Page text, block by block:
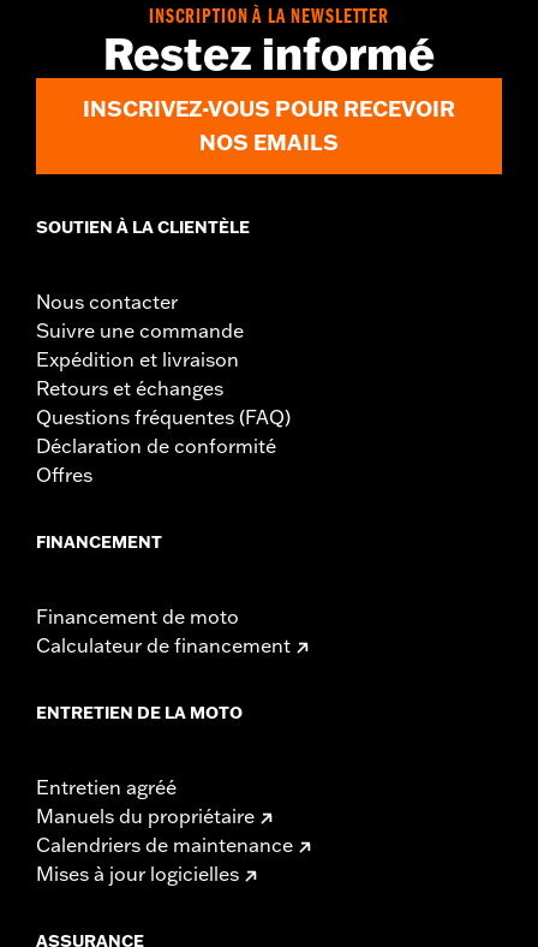
INSCRIPTION À LA NEWSLETTER
Restez informé
INSCRIVEZ-VOUS POUR RECEVOIR
NOS EMAILS
SOUTIEN À LA CLIENTÈLE
Nous contacter
Suivre une commande
Expédition et livraison
Retours et échanges
Questions fréquentes (FAQ)
Déclaration de conformité
Offres
FINANCEMENT
Financement de moto
Calculateur de financement
ENTRETIEN DE LA MOTO
Entretien agréé
Manuels du propriétaire
Calendriers de maintenance
Mises à jour logicielles
ASSURANCE